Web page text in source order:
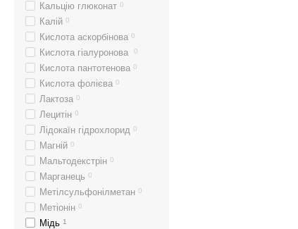
Кальцію глюконат 0
Калій 0
Кислота аскорбінова 0
Кислота гіалуронова 0
Кислота пантотенова 0
Кислота фолієва 0
Лактоза 0
Лецитін 0
Лідокаїн гідрохлорид 0
Магній 0
Мальтодекстрін 0
Марганець 0
Метілсульфонілметан 0
Метіонін 0
Мідь 1